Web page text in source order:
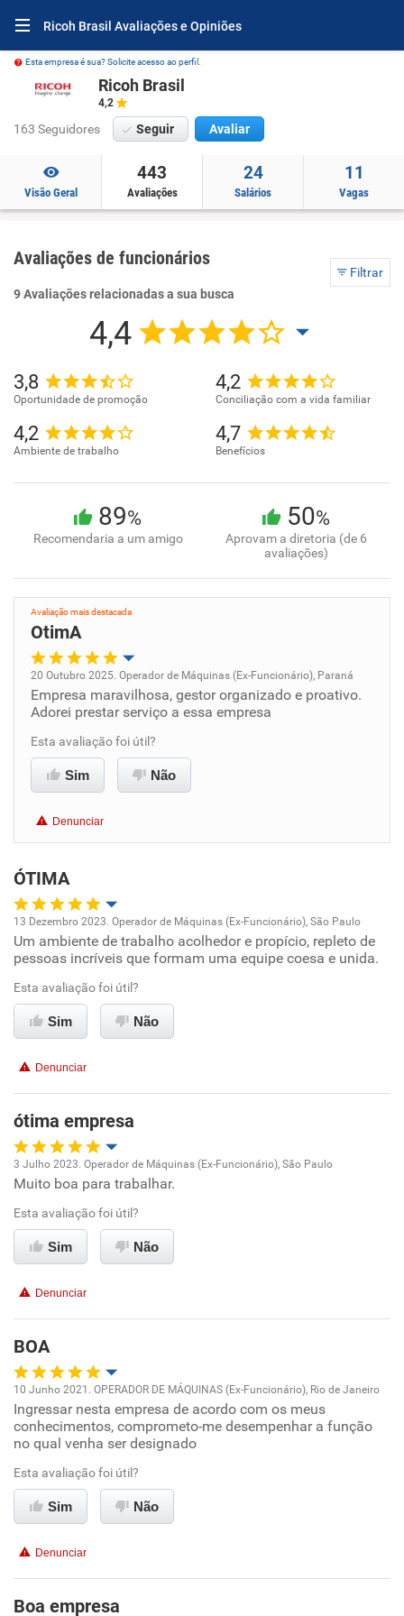
Ricoh Brasil Avaliações e Opiniões
Esta empresa é sua? Solicite acesso ao perfil.
Ricoh Brasil
4,2
163 Seguidores Seguir Avaliar
Visão Geral
443
Avaliações
24
Salários
11
Vagas
Avaliações de funcionários
Filtrar
9 Avaliações relacionadas a sua busca
4,4
3,8
Oportunidade de promoção
4,2
Conciliação com a vida familiar
4,2
Ambiente de trabalho
4,7
Benefícios
89%
Recomendaria a um amigo
50%
Aprovam a diretoria (de 6
avaliações)
Avaliação mais destacada
OtimA
Oportunidade de promoção
Ambiente de trabalho
Conciliação com a vida familiar
Recomenda a diretoria
20 Outubro 2025. Operador de Máquinas (Ex-Funcionário), Paraná
Empresa maravilhosa, gestor organizado e proativo.
Adorei prestar serviço a essa empresa
Esta avaliação foi útil?
Sim Não
Denunciar
ÓTIMA
Oportunidade de promoção
Ambiente de trabalho
Conciliação com a vida familiar
Recomenda esta empresa
Recomenda a diretoria
13 Dezembro 2023. Operador de Máquinas (Ex-Funcionário), São Paulo
Um ambiente de trabalho acolhedor e propício, repleto de
pessoas incríveis que formam uma equipe coesa e unida.
Esta avaliação foi útil?
Sim Não
Denunciar
ótima empresa
Oportunidade de promoção
Ambiente de trabalho
Benefícios
Recomenda esta empresa
Recomenda a diretoria
3 Julho 2023. Operador de Máquinas (Ex-Funcionário), São Paulo
Muito boa para trabalhar.
Esta avaliação foi útil?
Sim Não
Denunciar
BOA
Oportunidade de promoção
Ambiente de trabalho
Conciliação com a vida familiar
10 Junho 2021. OPERADOR DE MÁQUINAS (Ex-Funcionário), Rio de Janeiro
Ingressar nesta empresa de acordo com os meus
conhecimentos, comprometo-me desempenhar a função
no qual venha ser designado
Esta avaliação foi útil?
Sim Não
Denunciar
Boa empresa